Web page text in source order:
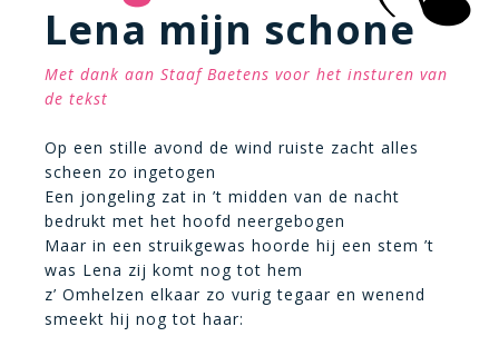
Lena mijn schone
Met dank aan Staaf Baetens voor het insturen van
de tekst
Op een stille avond de wind ruiste zacht alles
scheen zo ingetogen
Een jongeling zat in ’t midden van de nacht
bedrukt met het hoofd neergebogen
Maar in een struikgewas hoorde hij een stem ’t
was Lena zij komt nog tot hem
z’ Omhelzen elkaar zo vurig tegaar en wenend
smeekt hij nog tot haar: